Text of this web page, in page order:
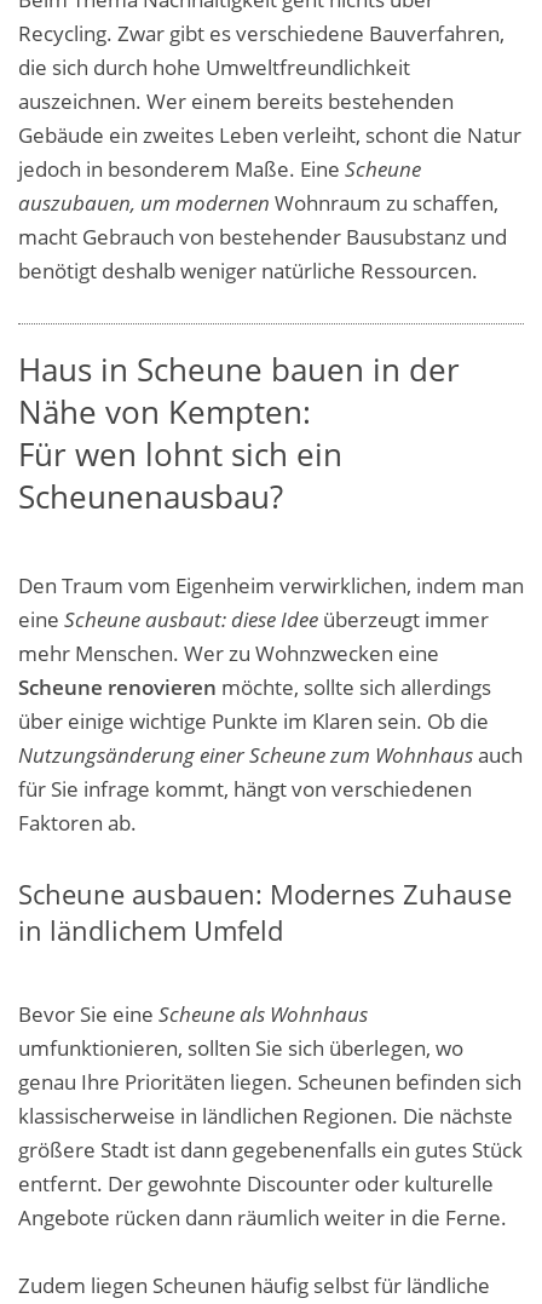
Recycling. Zwar gibt es verschiedene Bauverfahren,
die sich durch hohe Umweltfreundlichkeit
auszeichnen. Wer einem bereits bestehenden
Gebäude ein zweites Leben verleiht, schont die Natur
jedoch in besonderem Maße. Eine Scheune
auszubauen, um modernen Wohnraum zu schaffen,
macht Gebrauch von bestehender Bausubstanz und
benötigt deshalb weniger natürliche Ressourcen.
Haus in Scheune bauen in der
Nähe von Kempten:
Für wen lohnt sich ein
Scheunenausbau?
Den Traum vom Eigenheim verwirklichen, indem man
eine Scheune ausbaut: diese Idee überzeugt immer
mehr Menschen. Wer zu Wohnzwecken eine
Scheune renovieren möchte, sollte sich allerdings
über einige wichtige Punkte im Klaren sein. Ob die
Nutzungsänderung einer Scheunezum Wohnhausauch
für Sie infrage kommt, hängt von verschiedenen
Faktoren ab.
Scheune ausbauen: Modernes Zuhause
in ländlichem Umfeld
Bevor Sie eine Scheune als Wohnhaus
umfunktionieren, sollten Sie sich überlegen, wo
genau Ihre Prioritäten liegen. Scheunen befinden sich
klassischerweise in ländlichen Regionen. Die nächste
größere Stadt ist dann gegebenenfalls ein gutes Stück
entfernt. Der gewohnte Discounter oder kulturelle
Angebote rücken dann räumlich weiter in die Ferne.
Zudem liegen Scheunen häufig selbst für ländliche